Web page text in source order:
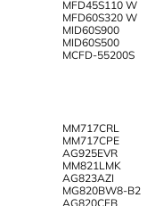
MFD45S110 W
MFD60S320 W
MID60S900
MID60S500
MCFD-55200S
MM717CRL
MM717CPE
AG925EVR
MM821LMK
AG823AZI
MG820BW8-B2
AG820CFB